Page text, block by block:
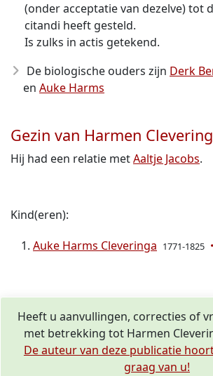
(onder acceptatie van dezelve) tot
citandi heeft gesteld.
Is zulks in actis getekend.
De biologische ouders zijn Derk
en Auke Harms
Gezin van Harmen
Hij had een relatie metAaltje Jacobs.
Kind(eren):
Auke Harms Cleveringa 1771-1825
Heeft u aanvullingen, correcties of
met betrekking tot Harmen
De auteur van deze publicatie
graag van u!